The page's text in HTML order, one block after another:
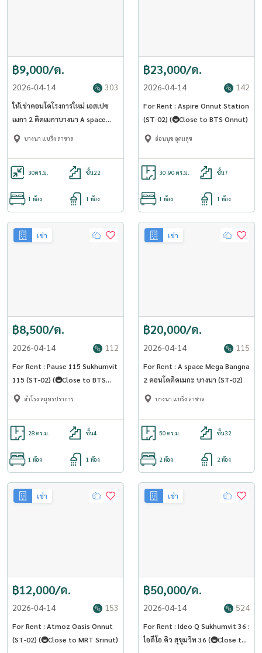
฿9,000/ด.
2026-04-14 303
ให้เช่าคอนโคโรงการใหม่ เอสเปซ
เมกา 2 ติดเมกาบางนา A space
Mega 2 (ST-02)
บางนา แบริ่ง ลาซาล
30ตร.ม. ชั้น22
1 ห้อง 1 ห้อง
฿23,000/ด.
2026-04-14 142
For Rent : Aspire Onnut Station
(ST-02) (🚇Close to BTS Onnut)
อ่อนนุช อุดมสุข
30.90 ตร.ม. ชั้น7
1 ห้อง 1 ห้อง
เช่า
฿8,500/ด.
2026-04-14 112
For Rent : Pause 115 Sukhumvit
115 (ST-02) (🚇Close to BTS
Phuchao)
สำโรง สมุทรปราการ
28 ตร.ม. ชั้น4
1 ห้อง 1 ห้อง
เช่า
฿20,000/ด.
2026-04-14 115
For Rent : A space Mega Bangna
2 คอนโดติดเมกะ บางนา (ST-02)
บางนา แบริ่ง ลาซาล
50 ตร.ม. ชั้น32
2 ห้อง 2 ห้อง
เช่า
฿12,000/ด.
2026-04-14 153
For Rent : Atmoz Oasis Onnut
(ST-02) (🚇Close to MRT Srinut)
เช่า
฿50,000/ด.
2026-04-14 524
For Rent : Ideo Q Sukhumvit 36 :
ไอดีโอ คิว สุขุมวิท 36 (🚇Close to